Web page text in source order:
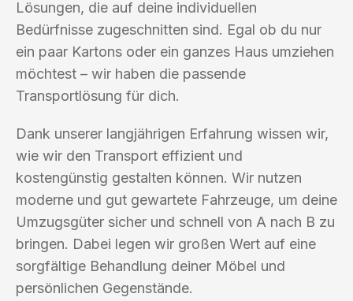
Lösungen, die auf deine individuellen
Bedürfnisse zugeschnitten sind. Egal ob du nur
ein paar Kartons oder ein ganzes Haus umziehen
möchtest – wir haben die passende
Transportlösung für dich.
Dank unserer langjährigen Erfahrung wissen wir,
wie wir den Transport effizient und
kostengünstig gestalten können. Wir nutzen
moderne und gut gewartete Fahrzeuge, um deine
Umzugsgüter sicher und schnell von A nach B zu
bringen. Dabei legen wir großen Wert auf eine
sorgfältige Behandlung deiner Möbel und
persönlichen Gegenstände.